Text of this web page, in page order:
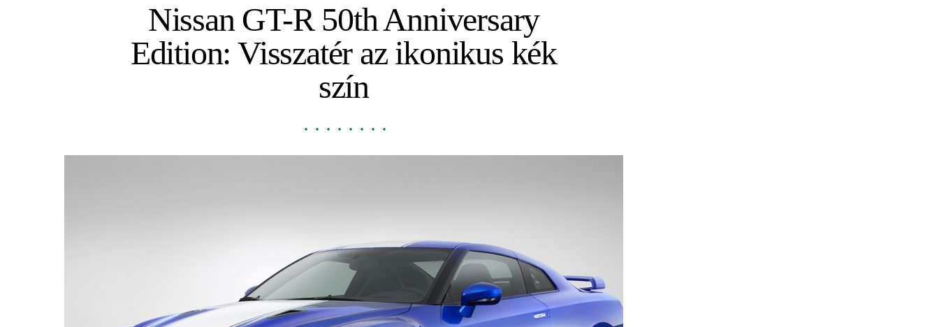
Nissan GT-R 50th Anniversary
Edition: Visszatér az ikonikus kék
szín